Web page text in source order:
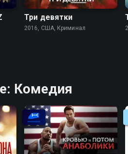
Три девятки
2016, США, Криминал
Комедия